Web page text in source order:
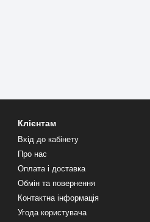
Клієнтам
Вхід до кабінету
Про нас
Оплата і доставка
Обмін та повернення
Контактна інформація
Угода користувача